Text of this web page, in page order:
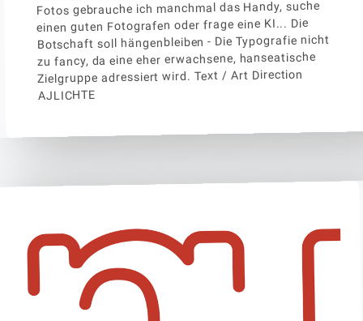
Fotos gebrauche ich manchmal das Handy, suche
einen guten Fotografen oder frage eine KI... Die
Botschaft soll hängenbleiben - Die Typografie nicht
zu fancy, da eine eher erwachsene, hanseatische
Zielgruppe adressiert wird. Text / Art Direction
AJLICHTE